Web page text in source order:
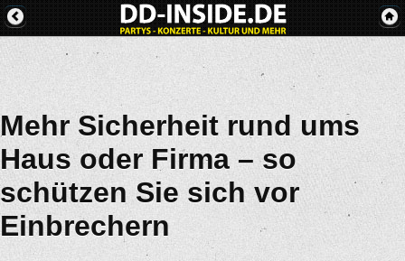
Mehr Sicherheit rund ums
Haus oder Firma – so
schützen Sie sich vor
Einbrechern